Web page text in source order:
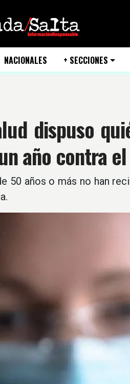
NACIONALES + SECCIONES
dispuso
año contra el
50 años o más no han